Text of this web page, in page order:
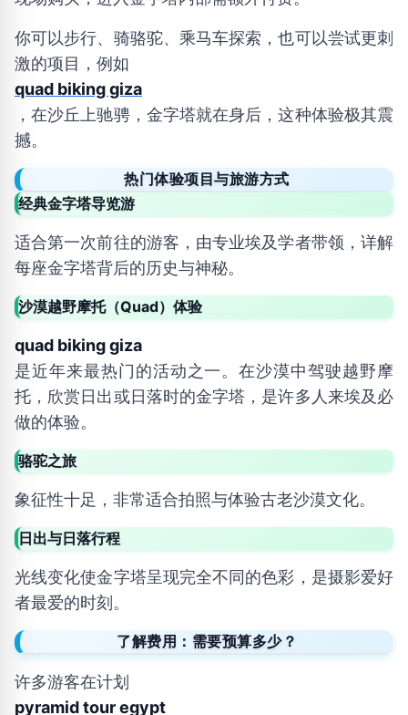
你可以步行、骑骆驼、乘马车探索，也可以尝试更刺
激的项目，例如
quad biking giza
，在沙丘上驰骋，金字塔就在身后，这种体验极其震
撼。
热门体验项目与旅游方式
经典金字塔导览游
适合第一次前往的游客，由专业埃及学者带领，详解
每座金字塔背后的历史与神秘。
沙漠越野摩托（Quad）体验
quad biking giza
是近年来最热门的活动之一。在沙漠中驾驶越野摩
托，欣赏日出或日落时的金字塔，是许多人来埃及必
做的体验。
骆驼之旅
象征性十足，非常适合拍照与体验古老沙漠文化。
日出与日落行程
光线变化使金字塔呈现完全不同的色彩，是摄影爱好
者最爱的时刻。
了解费用：需要预算多少？
许多游客在计划
pyramid tour egypt